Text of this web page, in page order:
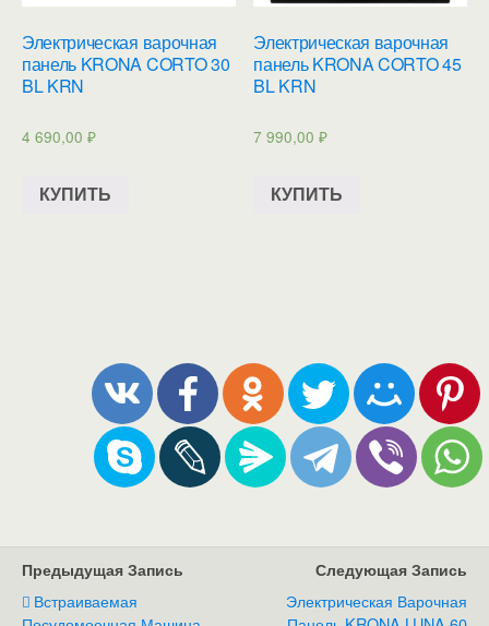
Электрическая варочная
панель KRONA CORTO 30
BL KRN
4 690,00 ₽
КУПИТЬ
Электрическая варочная
панель KRONA CORTO 45
BL KRN
7 990,00₽
КУПИТЬ
Предыдущая Запись
Встраиваемая
Следующая Запись
Электрическая Варочная